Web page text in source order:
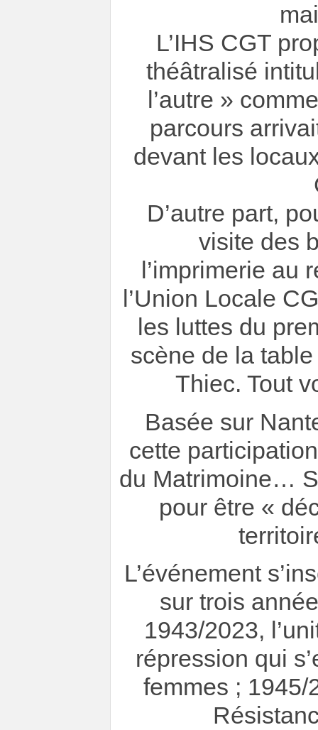
L’IHS CGT
théâtralisé
l’autre »
parcours
devant les
D’autre part,
visite des
l’imprimerie au
l’Union Locale
les luttes du
scène de la
Thiec. Tout
Basée sur
cette
du Matrimoine…
pour être «
L’événement
sur trois
1943/2023,
répression qui
femmes ;